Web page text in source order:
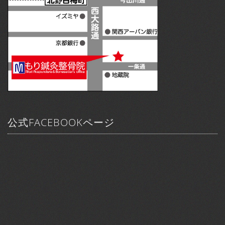
公式FACEBOOKページ